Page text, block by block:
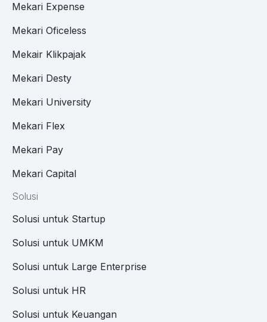
Mekari Expense
Mekari Oficeless
Mekair Klikpajak
Mekari Desty
Mekari University
Mekari Flex
Mekari Pay
Mekari Capital
Solusi
Solusi untuk Startup
Solusi untuk UMKM
Solusi untuk Large Enterprise
Solusi untuk HR
Solusi untuk Keuangan